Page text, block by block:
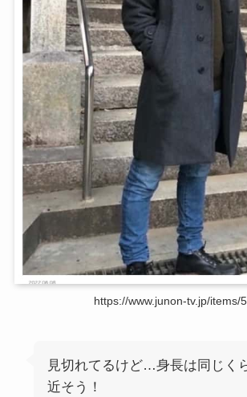
https://www.junon-tv.jp/items/
見切れてるけど…身長は同じく
近そう！